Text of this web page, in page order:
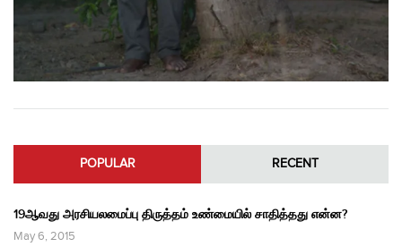
POPULAR RECENT
19ஆவது அரசியலமைப்பு திருத்தம் உண்மையில் சாதித்தது என்ன?
May 6, 2015